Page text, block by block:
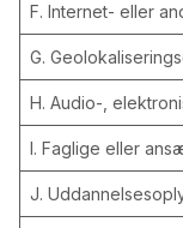
F. Internet- eller
G.
H. Audio-,
I. Faglige eller
J.